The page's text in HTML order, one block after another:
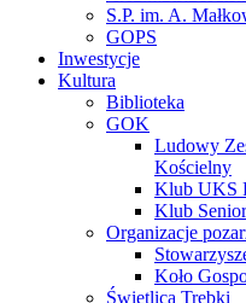
S.P. im. A.
GOPS
Inwestycje
Kultura
Biblioteka
GOK
Ludowy
Kościelny
Klub UKS
Klub
Organizacje
Koło
Świetlica Trębki